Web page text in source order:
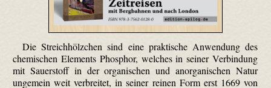
Die Streichhölzchen sind eine praktische Anwendung des
chemischen Elements Phosphor, welches in seiner Verbindung
mit Sauerstoff in der organischen und anorganischen Natur
ungemein weit verbreitet, in seiner reinen Form erst 1669 von